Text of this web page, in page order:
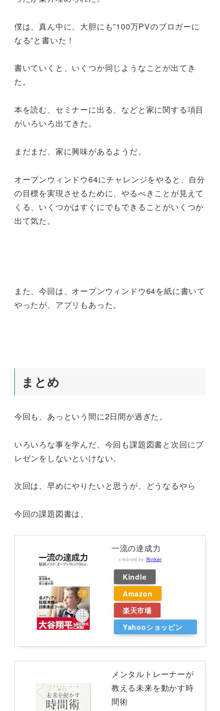
僕は、真ん中に、大胆にも”100万PVのブロガーに
なる”と書いた！
書いていくと、いくつか同じようなことが出てき
た。
本を読む、セミナーに出る、などと家に関する項目
がいろいろ出てきた。
まだまだ、家に興味があるようだ。
オープンウィンドウ64にチャレンジをやると、自分
の目標を実現させるために、やるべきことが見えて
くる、いくつかはすぐにでもできることがいくつか
出て気た。
また、今回は、オープンウィンドウ64を紙に書いて
やったが、アプリもあった。
まとめ
今回も、あっという間に2日間が過ぎた。
いろいろな事を学んだ、今回も課題図書と次回にブ
レゼンをしないといけない。
次回は、早めにやりたいと思うが、どうなるやら
今回の課題図書は、
一流の達成力
created by Rinker
Kindle
Amazon
楽天市場
Yahooショッピン
メンタルトレーナーが
教える未来を動かす時
間術